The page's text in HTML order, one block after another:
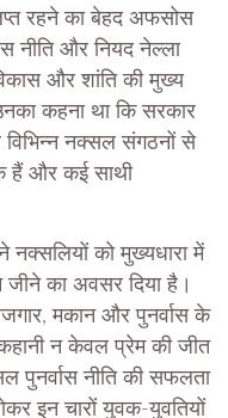
रहने का बेहद अफसोस
नीति और नियद नेल्ला
और शांति की मुख्य
कहना था कि सरकार
विभिन्न नक्सल संगठनों से
हैं और कई साथी
नक्सलियों को मुख्यधारा में
का अवसर दिया है।
मकान और पुनर्वास के
न केवल प्रेम की जीत
पुनर्वास नीति की सफलता
इन चारों युवक-युवतियों